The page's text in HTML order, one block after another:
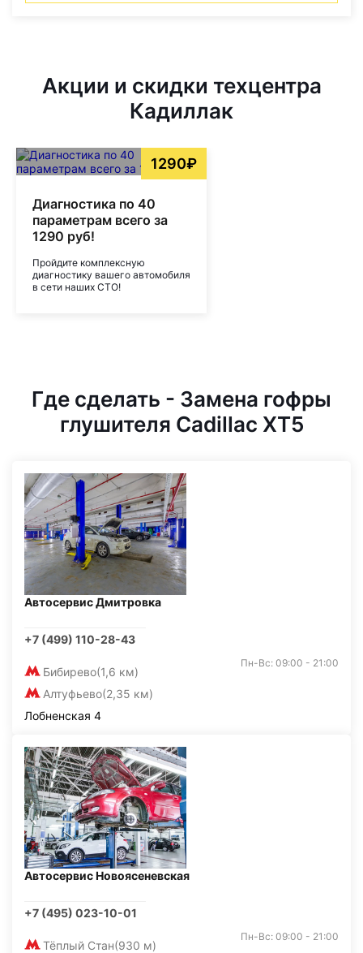
Акции и скидки техцентра
Кадиллак
1290₽
Диагностика по 40
параметрам всего за
1290 руб!
Пройдите комплексную
диагностику вашего автомобиля
в сети наших СТО!
Где сделать - Замена гофры
глушителя Cadillac XT5
Автосервис Дмитровка
+7 (499) 110-28-43
Бибирево(1,6 км)
Алтуфьево(2,35 км)
Пн-Вс: 09:00 - 21:00
Лобненская 4
Автосервис Новоясеневская
+7 (495) 023-10-01
Тёплый Стан(930 м)
Пн-Вс: 09:00 - 21:00